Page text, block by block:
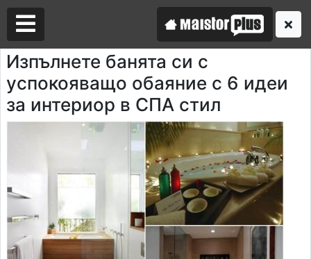
Изпълнете банята си с
успокояващо обаяние с 6 идеи
за интериор в СПА стил
Аз съм майстор
Търся майстор